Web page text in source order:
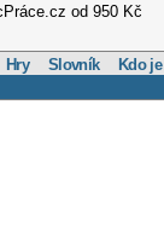
od 950 Kč
Hry Slovník Kdo je